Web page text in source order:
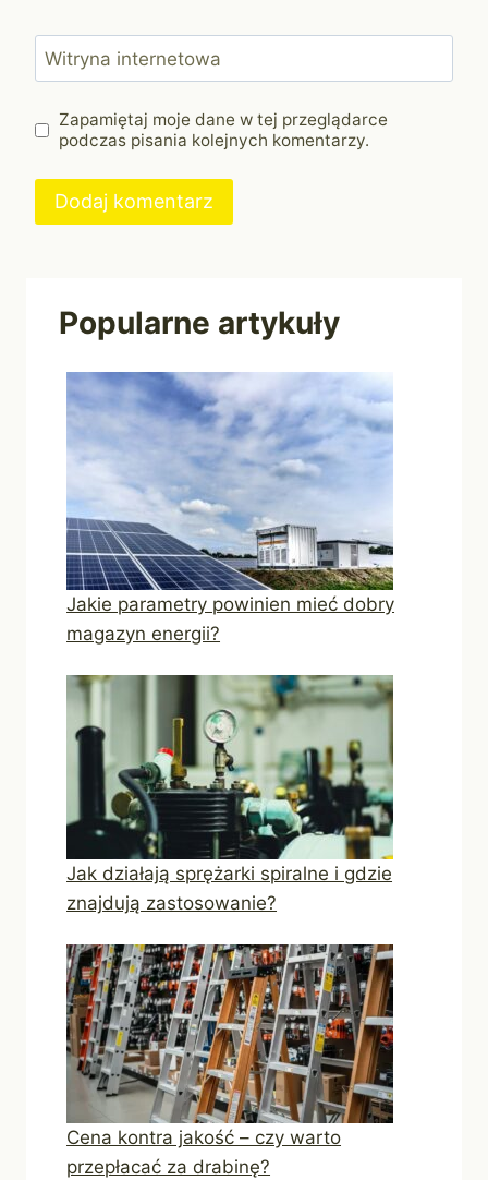
Witryna internetowa
Zapamiętaj moje dane w tej przeglądarce
podczas pisania kolejnych komentarzy.
Popularne artykuły
Jakie parametry powinien mieć dobry
magazyn energii?
Jak działają sprężarki spiralne i gdzie
znajdują zastosowanie?
Cena kontra jakość – czy warto
przepłacać za drabinę?